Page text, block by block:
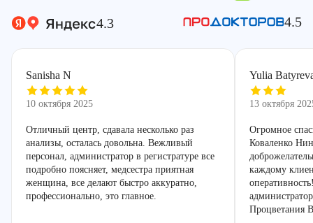
4.3 4.5
Sanisha N
10 октября 2025
Отличный центр, сдавала несколько раз
анализы, осталась довольна. Вежливый
персонал, администратор в регистратуре все
подробно поясняет, медсестра приятная
женщина, все делают быстро аккуратно,
профессионально, это главное.
Yulia
13 октября
Огромное
Коваленко
каждому